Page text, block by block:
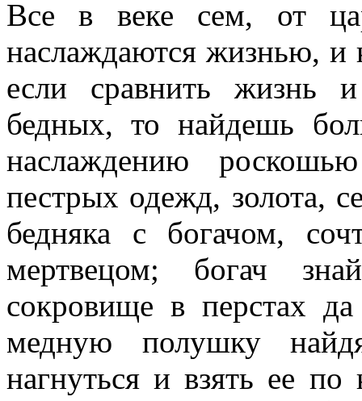
Все в веке сем, от
наслаждаются жизнью, и
если сравнить жизнь
бедных, то найдешь
наслаждению
пестрых одежд, золота,
бедняка с богачом,
мертвецом; богач
сокровище в перстах
медную полушку
нагнуться и взять ее